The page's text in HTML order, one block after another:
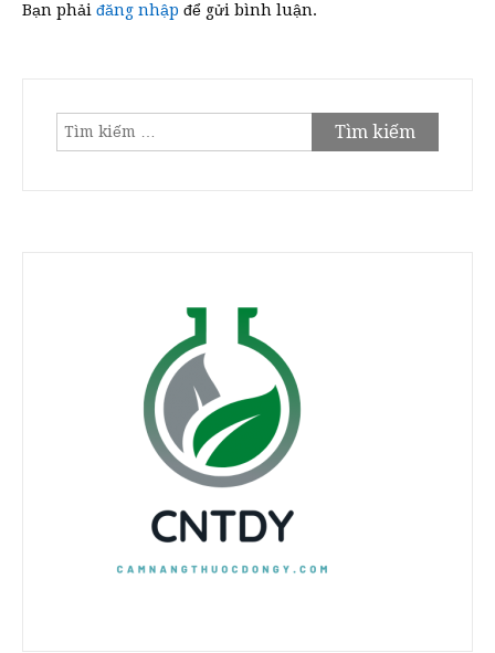
Bạn phải đăng nhập để gửi bình luận.
Tìm